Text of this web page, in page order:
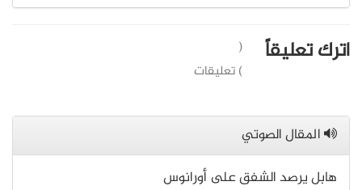
اترك تعليقاً
(
) تعليقات
المقال الصوتي
هابل يرصد الشفق على أورانوس